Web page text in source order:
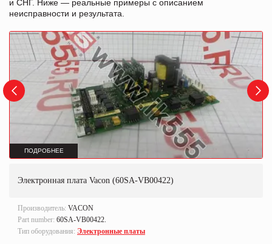
и СНГ. Ниже — реальные примеры с описанием
неисправности и результата.
ПОДРОБНЕЕ
Электронная плата Vacon (60SA-VB00422)
Производитель: VACON
Part number: 60SA-VB00422.
Тип оборудования: Электронные платы